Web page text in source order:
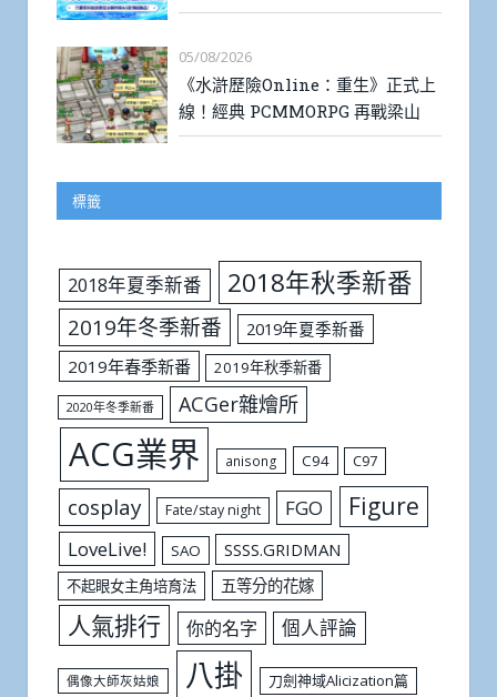
05/08/2026
《水滸歷險Online：重生》正式上
線！經典 PCMMORPG 再戰梁山
標籤
2018年夏季新番 2018年秋季新番
2019年冬季新番
2019年夏季新番
2019年春季新番
2019年秋季新番
2020年冬季新番 ACGer雜燴所
ACG業界 anisong C94 C97
cosplay Fate/stay night FGO Figure
LoveLive! SAO SSSS.GRIDMAN
不起眼女主角培育法 五等分的花嫁
人氣排行 你的名字 個人評論
偶像大師灰姑娘 八掛 刀劍神域Alicization篇